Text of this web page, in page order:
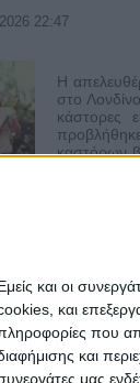
και οι
και
που
και
μας
22:47
Η
στο
κάστορες
καστόρων
ενίσχυση
επιτυχία
έργο
10:53